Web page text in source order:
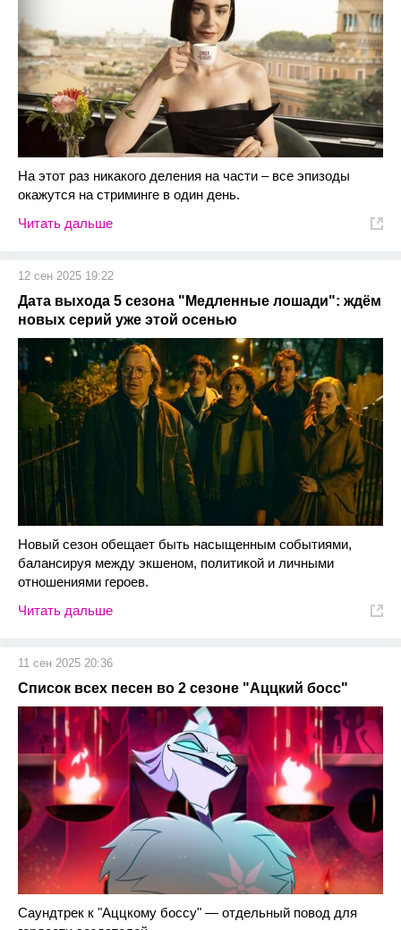
На этот раз никакого деления на части – все эпизоды
окажутся на стриминге в один день.
Читать дальше
12 сен 2025 19:22
Дата выхода 5 сезона "Медленные лошади": ждём
новых серий уже этой осенью
Новый сезон обещает быть насыщенным событиями,
балансируя между экшеном, политикой и личными
отношениями героев.
Читать дальше
11 сен 2025 20:36
Список всех песен во 2 сезоне "Аццкий босс"
Саундтрек к "Аццкому боссу" — отдельный повод для